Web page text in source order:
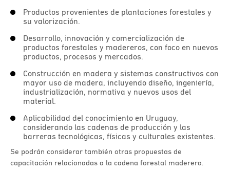
Productos provenientes de plantaciones forestales y
su valorización.
Desarrollo, innovación y comercialización de
productos forestales y madereros, con foco en nuevos
productos, procesos y mercados.
Construcción en madera y sistemas constructivos con
mayor uso de madera, incluyendo diseño, ingeniería,
industrialización, normativa y nuevos usos del
material.
Aplicabilidad del conocimiento en Uruguay,
considerando las cadenas de producción y las
barreras tecnológicas, físicas y culturales existentes.
Se podrán considerar también otras propuestas de
capacitación relacionadas a la cadena forestal maderera.